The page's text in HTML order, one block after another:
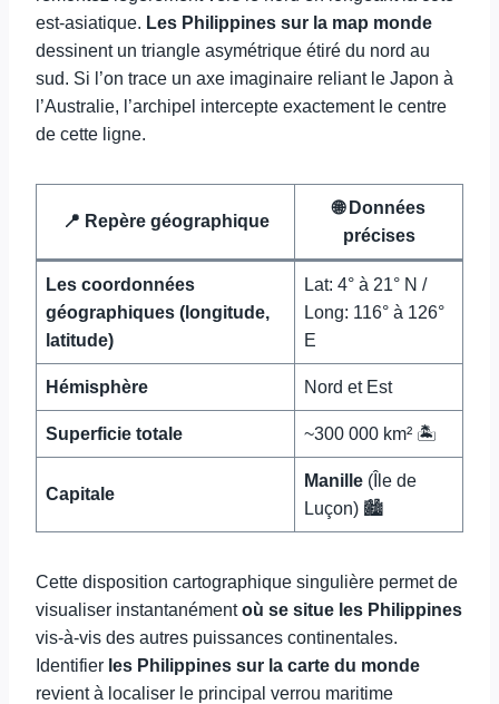
est-asiatique. Les Philippines sur la map monde
dessinent un triangle asymétrique étiré du nord au
sud. Si l’on trace un axe imaginaire reliant le Japon à
l’Australie, l’archipel intercepte exactement le centre
de cette ligne.
📍 Repère géographique
🌐 Données
précises
Les coordonnées
géographiques (longitude,
latitude)
Lat: 4° à 21° N /
Long: 116° à 126°
E
Hémisphère Nord et Est
Superficie totale ~300 000 km² 🏝️
Capitale
Manille (Île de
Luçon) 🏙️
Cette disposition cartographique singulière permet de
visualiser instantanémentoù se situe les Philippines
vis-à-vis des autres puissances continentales.
Identifier les Philippines sur la carte du monde
revient à localiser le principal verrou maritime